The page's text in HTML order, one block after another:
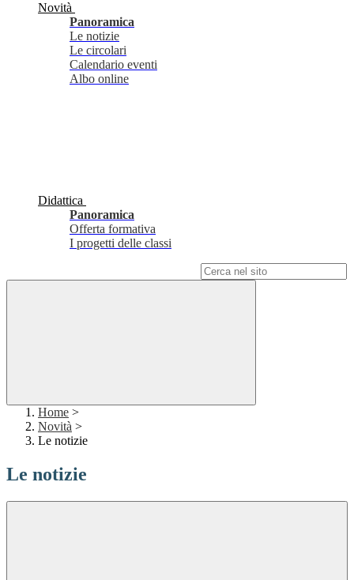
Novità
Panoramica
Le notizie
Le circolari
Calendario eventi
Albo online
Didattica
Panoramica
Offerta formativa
I progetti delle classi
Home >
Novità >
Le notizie
Le notizie